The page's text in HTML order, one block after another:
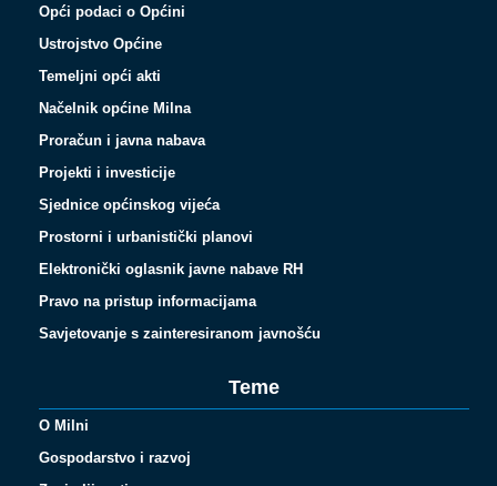
Opći podaci o Općini
Ustrojstvo Općine
Temeljni opći akti
Načelnik općine Milna
Proračun i javna nabava
Projekti i investicije
Sjednice općinskog vijeća
Prostorni i urbanistički planovi
Elektronički oglasnik javne nabave RH
Pravo na pristup informacijama
Savjetovanje s zainteresiranom javnošću
Teme
O Milni
Gospodarstvo i razvoj